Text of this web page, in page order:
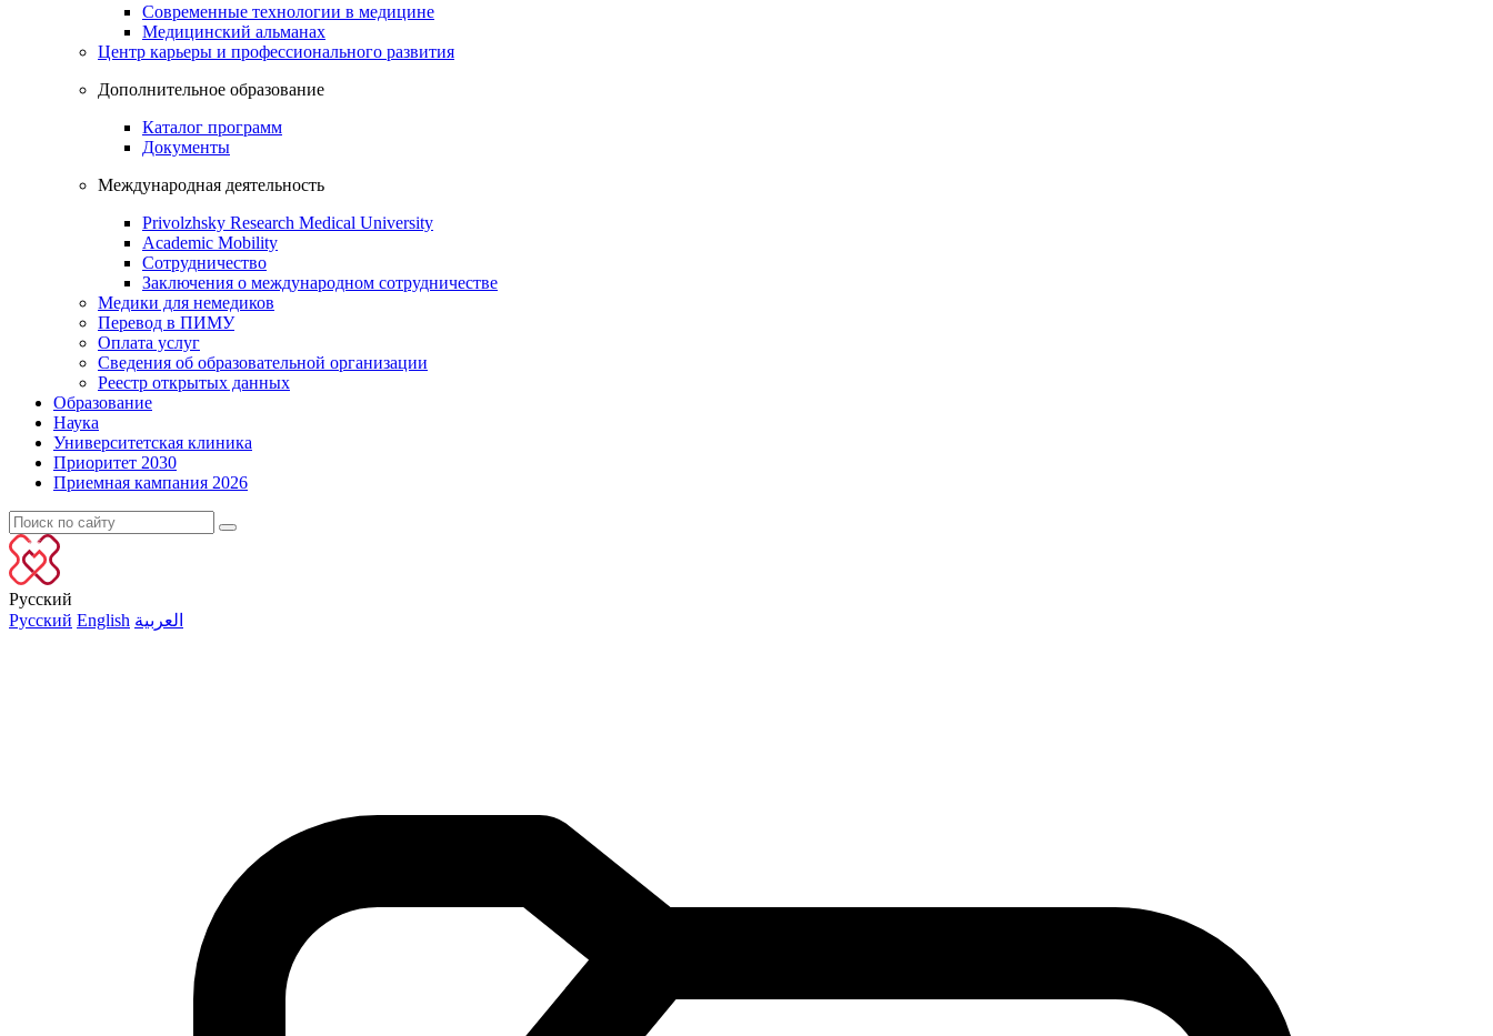
Современные технологии в медицине
Медицинский альманах
Центр карьеры и профессионального развития
Дополнительное образование
Каталог программ
Документы
Международная деятельность
Privolzhsky Research Medical University
Academic Mobility
Сотрудничество
Заключения о международном сотрудничестве
Медики для немедиков
Перевод в ПИМУ
Оплата услуг
Сведения об образовательной организации
Реестр открытых данных
Образование
Наука
Университетская клиника
Приоритет 2030
Приемная кампания 2026
Русский
Русский English العربية